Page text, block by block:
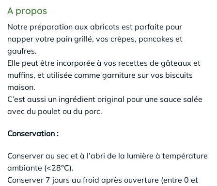
A propos
Notre préparation aux abricots est parfaite pour
napper votre pain grillé, vos crêpes, pancakes et
gaufres.
Elle peut être incorporée à vos recettes de gâteaux et
muffins, et utilisée comme garniture sur vos biscuits
maison.
C’est aussi un ingrédient original pour une sauce salée
avec du poulet ou du porc.
Conservation :
Conserver au sec et à l’abri de la lumière à température
ambiante (<28°C).
Conserver 7 jours au froid après ouverture (entre 0 et